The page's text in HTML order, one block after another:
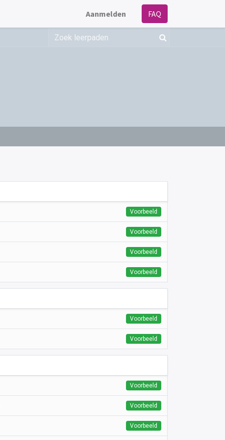
Aanmelden FAQ
Voorbeeld
Voorbeeld
Voorbeeld
Voorbeeld
Voorbeeld
Voorbeeld
Voorbeeld
Voorbeeld
Voorbeeld